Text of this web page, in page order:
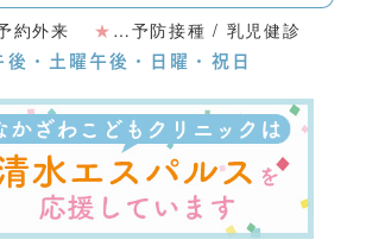
約外来 ★ …予防接種 / 乳児健診
後・土曜午後・日曜・祝日